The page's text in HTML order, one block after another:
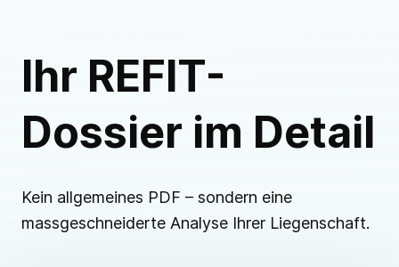
Ihr REFIT-
Dossier im Detail
Kein allgemeines PDF – sondern eine
massgeschneiderte Analyse Ihrer Liegenschaft.